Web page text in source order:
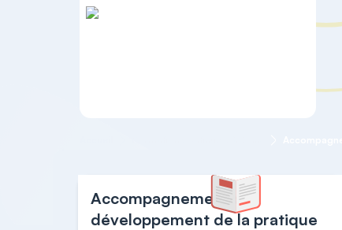
Accompagnement du
développement de la pratique